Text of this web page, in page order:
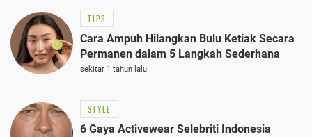
TIPS
Cara Ampuh Hilangkan Bulu Ketiak Secara
Permanen dalam 5 Langkah Sederhana
sekitar 1 tahun lalu
STYLE
6 Gaya Activewear Selebriti Indonesia